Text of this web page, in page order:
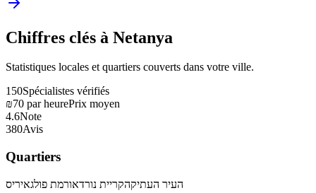
Chiffres clés à Netanya
Statistiques locales et quartiers couverts dans votre ville.
150Spécialistes vérifiés
₪70 par heurePrix moyen
4.6Note
380Avis
Quartiers
העיר העתיקהקריית נורדאורמת פולגאיריס